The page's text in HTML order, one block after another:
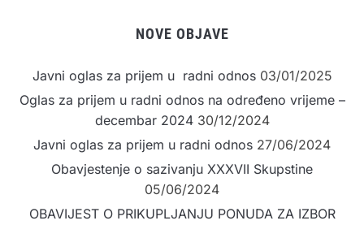
NOVE OBJAVE
Javni oglas za prijem u radni odnos 03/01/2025
Oglas za prijem u radni odnos na određeno vrijeme –
decembar 2024 30/12/2024
Javni oglas za prijem u radni odnos 27/06/2024
Obavjestenje o sazivanju XXXVII Skupstine
05/06/2024
OBAVIJEST O PRIKUPLJANJU PONUDA ZA IZBOR